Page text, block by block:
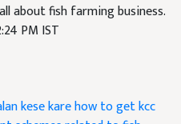
about fish farming business.
PM IST
kese karehow to get kcc